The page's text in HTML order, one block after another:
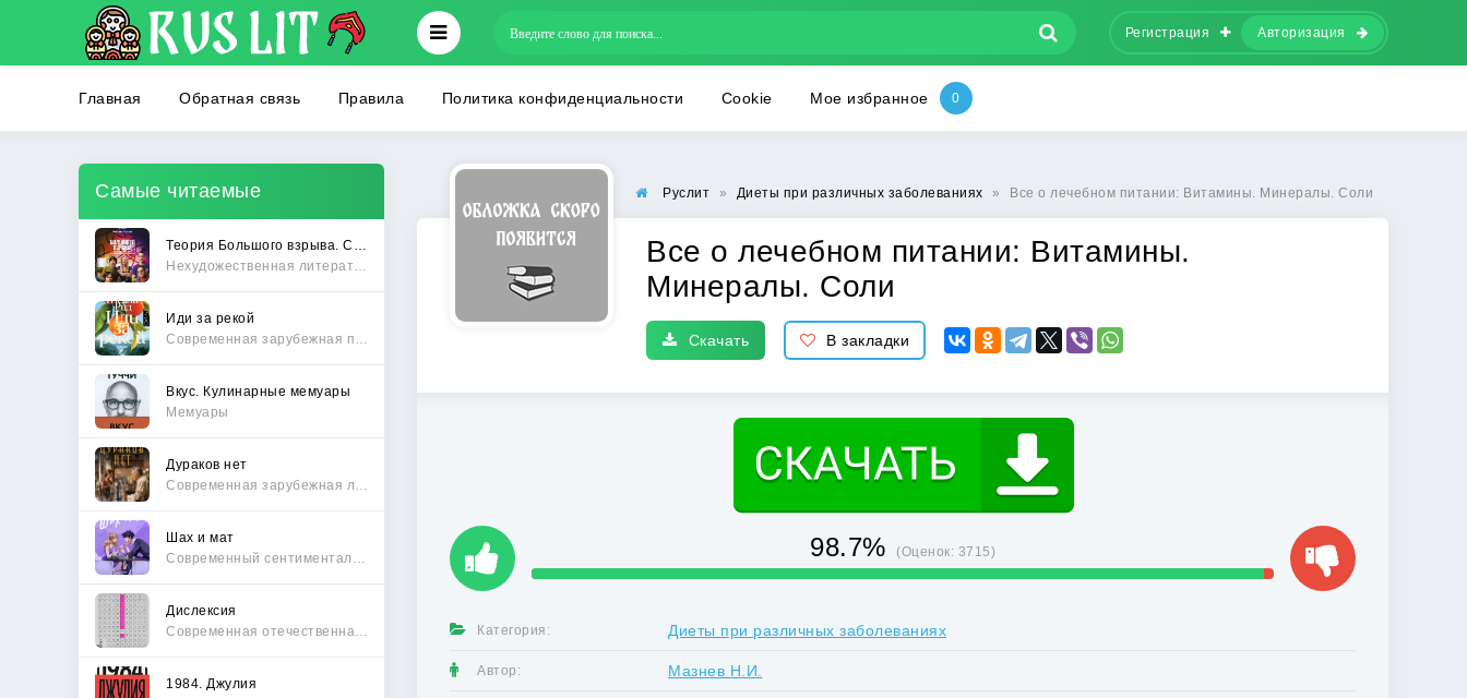
Регистрация Авторизация
Главная Обратная связь Правила Политика конфиденциальности Cookie Мое избранное
Самые читаемые
Иди за рекой
Вкус. Кулинарные мемуары
Мемуары
Дураков нет
Шах и мат
Дислексия
1984. Джулия
Руслит » Диеты при различных заболеваниях » Все о лечебном питании: Витамины. Минералы. Соли
Все о лечебном питании: Витамины.
Минералы. Соли
Скачать В закладки
98.7% (Оценок: 3715)
Категория: Диеты при различных заболеваниях
Автор: Мазнев Н.И.